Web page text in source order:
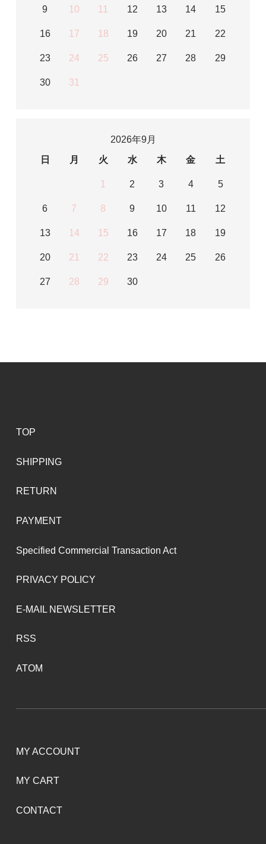
9 10 11 12 13 14 15
16 17 18 19 20 21 22
23 24 25 26 27 28 29
30 31
2026年9月
日
月 火 水 木 金 土
1 2 3 4 5
6 7 8 9 10 11 12
13 14 15 16 17 18 19
20 21 22 23 24 25 26
27 28 29 30
TOP
SHIPPING
RETURN
PAYMENT
Specified Commercial Transaction Act
PRIVACY POLICY
E-MAIL NEWSLETTER
RSS
ATOM
MY ACCOUNT
MY CART
CONTACT